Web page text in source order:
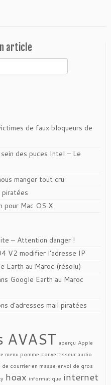
article
de faux bloqueurs de
des puces Intel – Le
manger tout cru
piratées
pour Mac OS X
– Attention danger !
V2 modifier l’adresse IP
Earth au Maroc (résolu)
Google Earth au Maroc
d’adresses mail piratées
AVAST aperçu Apple
menu pomme convertisseur audio
de courrier en masse envoi de gros
hoax informatique internet